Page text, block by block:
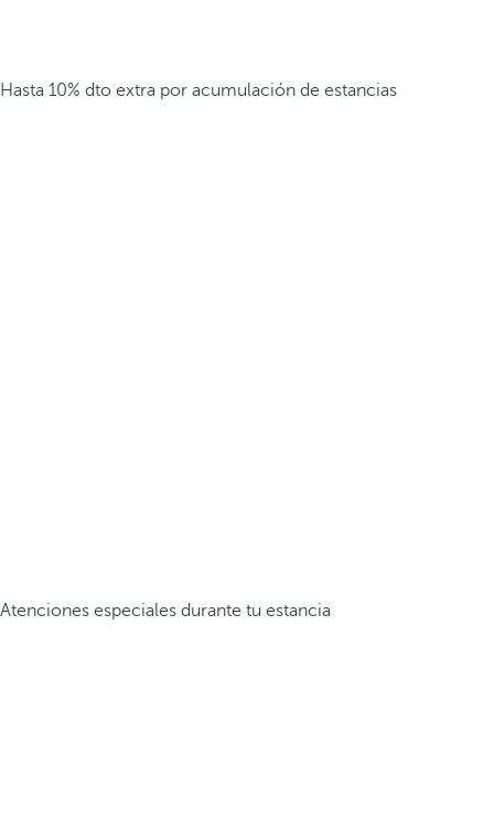
Hasta 10% dto extra por acumulación de estancias
Atenciones especiales durante tu estancia